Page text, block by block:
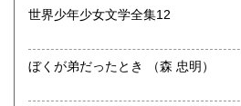
世界少年少女文学全集12
ぼくが弟だったとき （森 忠明）